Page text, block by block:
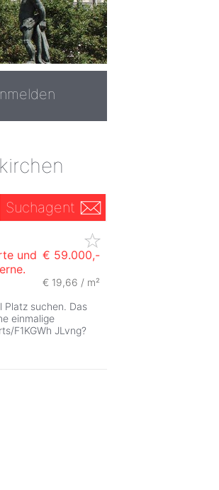
Suchagent
und € 59.000,-
€ 19,66 / m²
Platz suchen. Das
einmalige
F1KGWh JLvng?